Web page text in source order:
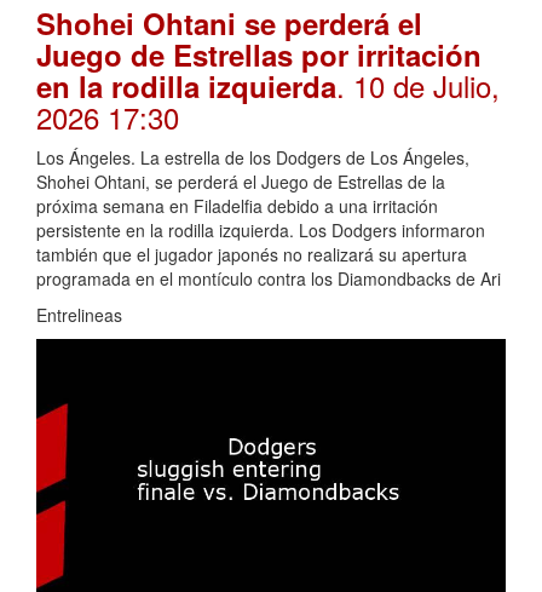
Shohei Ohtani se perderá el
Juego de Estrellas por irritación
en la rodilla izquierda. 10 de Julio,
2026 17:30
Los Ángeles. La estrella de los Dodgers de Los Ángeles,
Shohei Ohtani, se perderá el Juego de Estrellas de la
próxima semana en Filadelfia debido a una irritación
persistente en la rodilla izquierda. Los Dodgers informaron
también que el jugador japonés no realizará su apertura
programada en el montículo contra los Diamondbacks de Ari
Entrelineas